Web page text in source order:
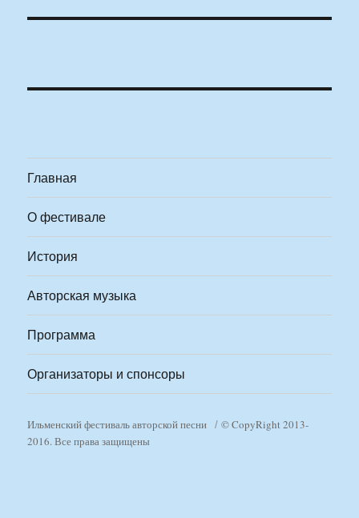
Главная
О фестивале
История
Авторская музыка
Программа
Организаторы и спонсоры
Ильменский фестиваль авторской песни
© CopyRight 2013-
2016. Все права защищены